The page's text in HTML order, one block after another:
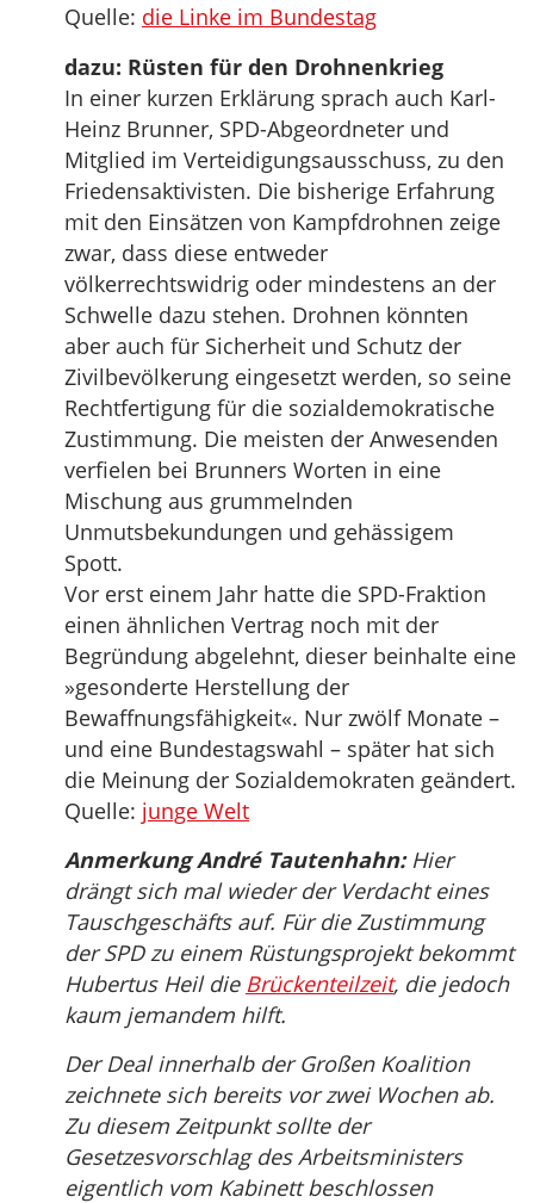
Quelle: die Linke im Bundestag
dazu: Rüsten für den Drohnenkrieg
In einer kurzen Erklärung sprach auch Karl-
Heinz Brunner, SPD-Abgeordneter und
Mitglied im Verteidigungsausschuss, zu den
Friedensaktivisten. Die bisherige Erfahrung
mit den Einsätzen von Kampfdrohnen zeige
zwar, dass diese entweder
völkerrechtswidrig oder mindestens an der
Schwelle dazu stehen. Drohnen könnten
aber auch für Sicherheit und Schutz der
Zivilbevölkerung eingesetzt werden, so seine
Rechtfertigung für die sozialdemokratische
Zustimmung. Die meisten der Anwesenden
verfielen bei Brunners Worten in eine
Mischung aus grummelnden
Unmutsbekundungen und gehässigem
Spott.
Vor erst einem Jahr hatte die SPD-Fraktion
einen ähnlichen Vertrag noch mit der
Begründung abgelehnt, dieser beinhalte eine
»gesonderte Herstellung der
Bewaffnungsfähigkeit«. Nur zwölf Monate –
und eine Bundestagswahl – später hat sich
die Meinung der Sozialdemokraten geändert.
Quelle: junge Welt
Anmerkung André Tautenhahn:Hier
drängt sich mal wieder der Verdacht eines
Tauschgeschäfts auf. Für die Zustimmung
der SPD zu einem Rüstungsprojekt bekommt
Hubertus Heil die Brückenteilzeit, die jedoch
kaum jemandem hilft.
Der Deal innerhalb der Großen Koalition
zeichnete sich bereits vor zwei Wochen ab.
Zu diesem Zeitpunkt sollte der
Gesetzesvorschlag des Arbeitsministers
eigentlich vom Kabinett beschlossen